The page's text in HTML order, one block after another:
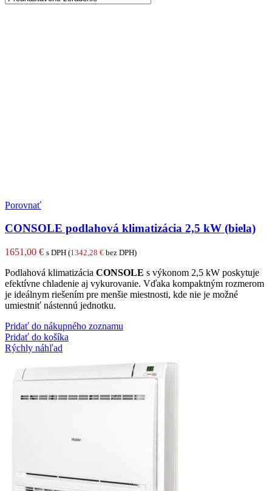
Porovnať
CONSOLE podlahová klimatizácia 2,5 kW (biela)
1651,00 € s DPH (1342,28 € bez DPH)
Podlahová klimatizácia CONSOLE s výkonom 2,5 kW poskytuje
efektívne chladenie aj vykurovanie. Vďaka kompaktným rozmerom
je ideálnym riešením pre menšie miestnosti, kde nie je možné
umiestniť nástennú jednotku.
Pridať do nákupného zoznamu
Pridať do košíka
Rýchly náhľad